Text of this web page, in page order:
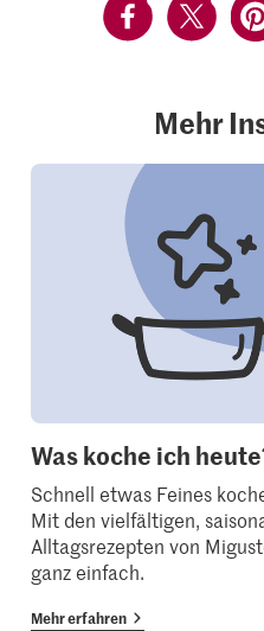
Mehr
Was koche ich
Schnell etwas Feines
Mit den vielfältigen,
Alltagsrezepten von
ganz einfach.
Mehr erfahren